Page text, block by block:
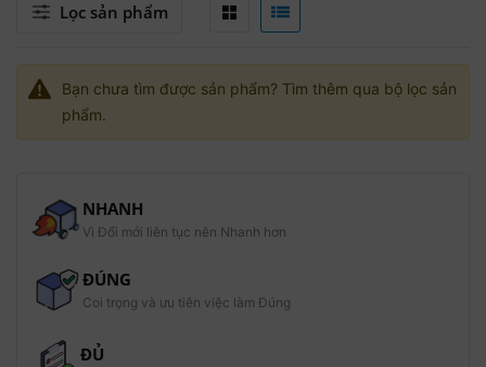
Lọc sản phẩm
Bạn chưa tìm được sản phẩm? Tìm thêm qua bộ lọc sản
phẩm.
NHANH
Vì Đổi mới liên tục nên Nhanh hơn
ĐÚNG
Coi trọng và ưu tiên việc làm Đúng
ĐỦ